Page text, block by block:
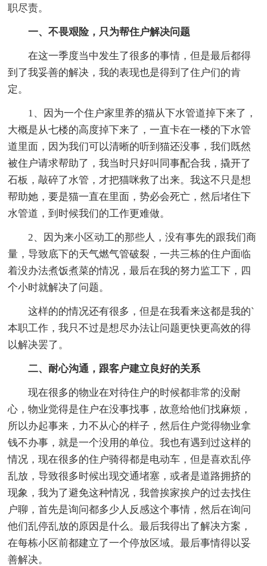
职尽责。
一、不畏艰险，只为帮住户解决问题
在这一季度当中发生了很多的事情，但是最后都得
到了我妥善的解决，我的表现也是得到了住户们的肯
定。
1、因为一个住户家里养的猫从下水管道掉下来了，
大概是从七楼的高度掉下来了，一直卡在一楼的下水管
道里面，因为我们可以清晰的听到猫还没事，我们既然
被住户请求帮助了，我当时只好叫同事配合我，撬开了
石板，敲碎了水管，才把猫咪救了出来。我这不只是想
帮助她，要是猫一直在里面，势必会死亡，然后堵住下
水管道，到时候我们的工作更难做。
2、因为来小区动工的那些人，没有事先的跟我们商
量，导致底下的天气燃气管破裂，一共三栋的住户面临
着没办法煮饭煮菜的情况，最后在我的努力监工下，四
个小时就解决了问题。
这样的的情况还有很多，但是在我看来这都是我的`
本职工作，我只不过是想尽办法让问题更快更高效的得
以解决罢了。
二、耐心沟通，跟客户建立良好的关系
现在很多的物业在对待住户的时候都非常的没耐
心，物业觉得是住户在没事找事，故意给他们找麻烦，
所以办起事来，力不从心的样子，然后住户觉得物业拿
钱不办事，就是一个没用的单位。我也有遇到过这样的
情况，现在很多的住户骑得都是电动车，但是喜欢乱停
乱放，导致很多时候出现交通堵塞，或者是道路拥挤的
现象，我为了避免这种情况，我曾挨家挨户的过去找住
户聊，首先是询问都多少人反感这个事情，然后在询问
他们乱停乱放的原因是什么。最后我得出了解决方案，
在每栋小区前都建立了一个停放区域。最后事情得以妥
善解决。